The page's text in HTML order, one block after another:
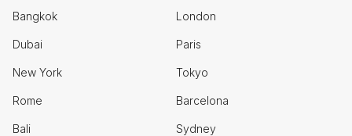
Bangkok London
Dubai Paris
New York Tokyo
Rome Barcelona
Bali Sydney